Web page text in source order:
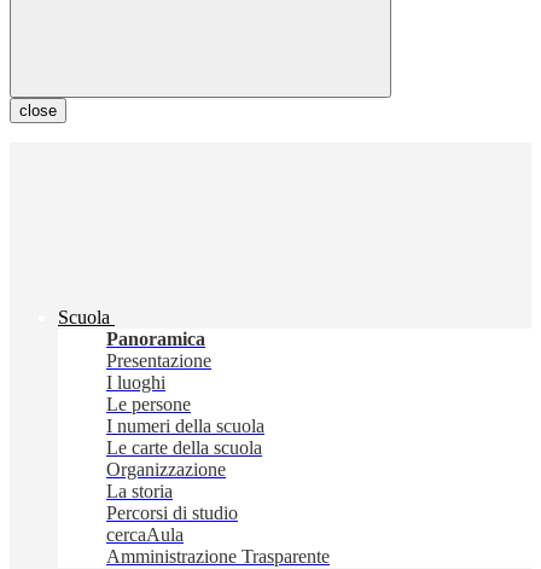
close
Scuola
Panoramica
Presentazione
I luoghi
Le persone
I numeri della scuola
Le carte della scuola
Organizzazione
La storia
Percorsi di studio
cercaAula
Amministrazione Trasparente